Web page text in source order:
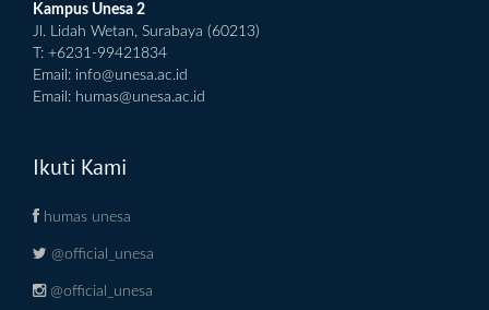
Kampus Unesa 2
Jl. Lidah Wetan, Surabaya (60213)
T: +6231-99421834
Email: info@unesa.ac.id
Email: humas@unesa.ac.id
Ikuti Kami
humas unesa
@official_unesa
@official_unesa